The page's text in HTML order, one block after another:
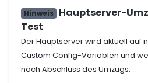
Hinweis
Hauptserver-
Test
Der Hauptserver wird aktuell auf
Custom Config-Variablen und
nach Abschluss des Umzugs.